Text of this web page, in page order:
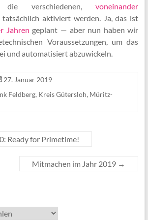
die verschiedenen,voneinander
tatsächlich aktiviert werden. Ja, das ist
Jahren geplant — aber nun haben wir
Voraussetzungen, um das
und automatisiert abzuwickeln.
27. Januar 2019
Feldberg, Kreis Gütersloh, Müritz-
Ready for Primetime!
Mitmachen im Jahr 2019 →